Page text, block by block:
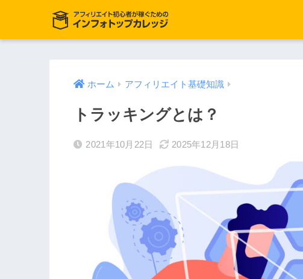
ホーム アフィリエイト基礎知識
トラッキングとは？
2021年10月22日 2025年12月18日